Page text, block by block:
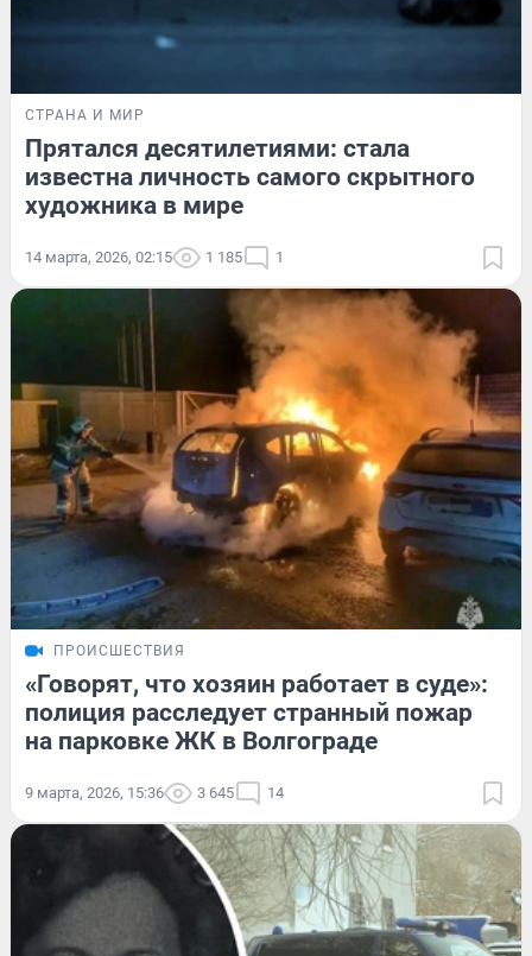
СТРАНА И МИР
Прятался десятилетиями: стала
известна личность самого скрытного
художника в мире
14 марта, 2026, 02:15 1 185 1
ПРОИСШЕСТВИЯ
«Говорят, что хозяин работает в суде»:
полиция расследует странный пожар
на парковке ЖК в Волгограде
9 марта, 2026, 15:36 3 645 14